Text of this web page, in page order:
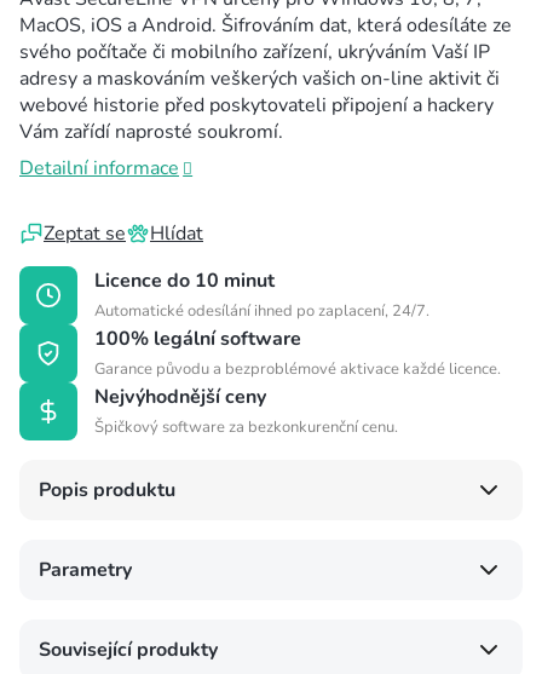
MacOS, iOS a Android. Šifrováním dat, která odesíláte ze
svého počítače či mobilního zařízení, ukrýváním Vaší IP
adresy a maskováním veškerých vašich on-line aktivit či
webové historie před poskytovateli připojení a hackery
Vám zařídí naprosté soukromí.
Detailní informace
Zeptat se Hlídat
Licence do 10 minut
Automatické odesílání ihned po zaplacení, 24/7.
100% legální software
Garance původu a bezproblémové aktivace každé licence.
Nejvýhodnější ceny
Špičkový software za bezkonkurenční cenu.
Popis produktu
Parametry
Související produkty